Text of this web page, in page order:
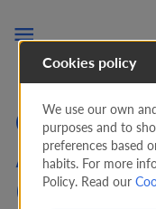

Cerca
Atene a
(ATH -
Cookies policy
We use our own
purposes and to
preferences based
habits. For more
Policy. Read our